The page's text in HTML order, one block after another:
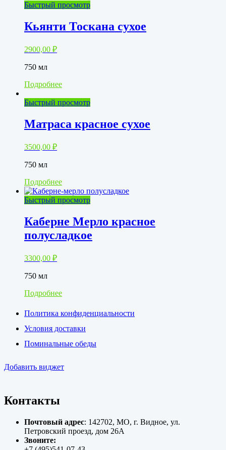
Быстрый просмотр
Кьянти Тоскана сухое
2900,00 ₽
750 мл
Подробнее
Быстрый просмотр
Матраса красное сухое
3500,00 ₽
750 мл
Подробнее
Быстрый просмотр
Каберне Мерло красное
полусладкое
3300,00 ₽
750 мл
Подробнее
Политика конфиденциальности
Условия доставки
Поминальные обеды
Добавить виджет
Контакты
Почтовый адрес: 142702, МО, г. Видное, ул.
Петровский проезд, дом 26А
Звоните: